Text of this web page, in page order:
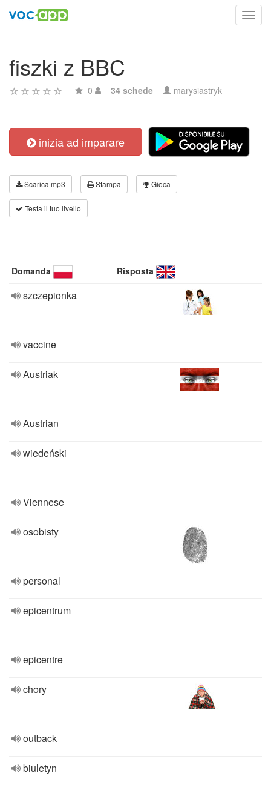
fiszki z BBC
0 34 schede marysiastryk
inizia ad imparare
Scarica mp3 Stampa Gioca
Testa il tuo livello
Domanda Risposta
szczepionka
vaccine
Austriak
Austrian
wiedeński
Viennese
osobisty
personal
epicentrum
epicentre
chory
outback
biuletyn